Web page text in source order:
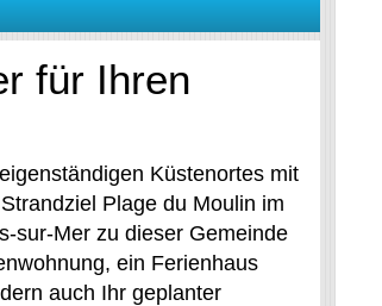
für Ihren
Küstenortes mit
Plage du Moulin im
sur-Mer zu dieser Gemeinde
ein Ferienhaus
auch Ihr geplanter